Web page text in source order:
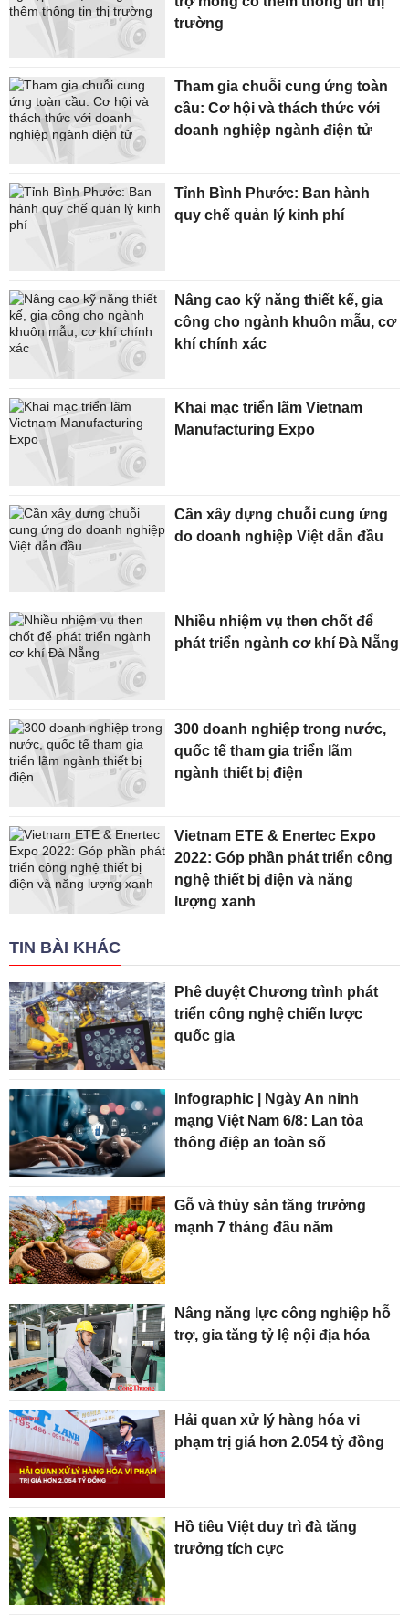
trường
Tham gia chuỗi cung ứng toàn
cầu: Cơ hội và thách thức với
doanh nghiệp ngành điện tử
Tỉnh Bình Phước: Ban hành
quy chế quản lý kinh phí
Nâng cao kỹ năng thiết kế, gia
công cho ngành khuôn mẫu, cơ
khí chính xác
Khai mạc triển lãm Vietnam
Manufacturing Expo
Cần xây dựng chuỗi cung ứng
do doanh nghiệp Việt dẫn đầu
Nhiều nhiệm vụ then chốt để
phát triển ngành cơ khí Đà Nẵng
300 doanh nghiệp trong nước,
quốc tế tham gia triển lãm
ngành thiết bị điện
Vietnam ETE & Enertec Expo
2022: Góp phần phát triển công
nghệ thiết bị điện và năng
lượng xanh
TIN BÀI KHÁC
Phê duyệt Chương trình phát
triển công nghệ chiến lược
quốc gia
Infographic | Ngày An ninh
mạng Việt Nam 6/8: Lan tỏa
thông điệp an toàn số
Gỗ và thủy sản tăng trưởng
mạnh 7 tháng đầu năm
Nâng năng lực công nghiệp hỗ
trợ, gia tăng tỷ lệ nội địa hóa
Hải quan xử lý hàng hóa vi
phạm trị giá hơn 2.054 tỷ đồng
Hồ tiêu Việt duy trì đà tăng
trưởng tích cực